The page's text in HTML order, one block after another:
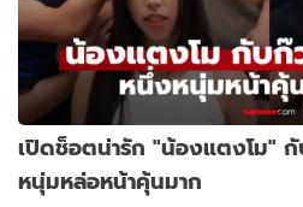
เปิดช็อตน่ารัก "น้องแตงโม"
หนุ่มหล่อหน้าคุ้นมาก